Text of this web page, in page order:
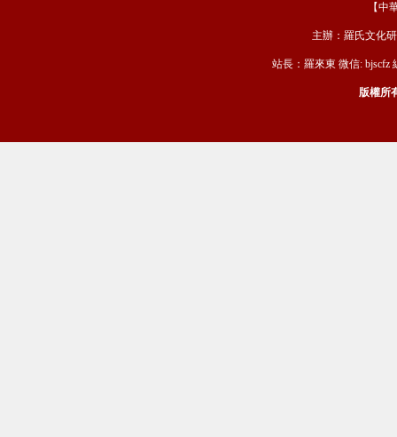
【中
主辦：羅氏文化
站長：羅來東 微信: bjscfz
版權所